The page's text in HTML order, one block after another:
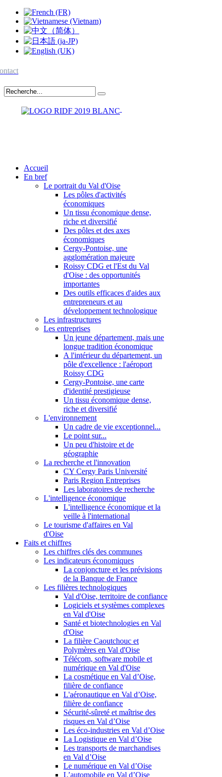
Accueil
En bref
Le portrait du Val d'Oise
Les pôles d'activités
économiques
Un tissu économique dense,
riche et diversifié
Des pôles et des axes
économiques
Cergy-Pontoise, une
agglomération majeure
Roissy CDG et l'Est du Val
d'Oise : des opportunités
importantes
Des outils efficaces d'aides aux
entrepreneurs et au
développement technologique
Les infrastructures
Les entreprises
Un jeune département, mais une
longue tradition économique
A l'intérieur du département, un
pôle d'excellence : l'aéroport
Roissy CDG
Cergy-Pontoise, une carte
d'identité prestigieuse
Un tissu économique dense,
riche et diversifié
L'environnement
Un cadre de vie exceptionnel...
Le point sur...
Un peu d'histoire et de
géographie
La recherche et l'innovation
CY Cergy Paris Université
Paris Region Entreprises
Les laboratoires de recherche
L'intelligence économique
L'intelligence économique et la
veille à l'international
Le tourisme d'affaires en Val
d'Oise
Faits et chiffres
Les chiffres clés des communes
Les indicateurs économiques
La conjoncture et les prévisions
de la Banque de France
Les filières technologiques
Val d'Oise, territoire de confiance
Logiciels et systèmes complexes
en Val d'Oise
Santé et biotechnologies en Val
d'Oise
La filière Caoutchouc et
Polymères en Val d'Oise
Télécom, software mobile et
numérique en Val d'Oise
La cosmétique en Val d’Oise,
filière de confiance
L'aéronautique en Val d’Oise,
filière de confiance
Sécurité-sûreté et maîtrise des
risques en Val d’Oise
Les éco-industries en Val d’Oise
La Logistique en Val d’Oise
Les transports de marchandises
en Val d’Oise
Le numérique en Val d’Oise
L’automobile en Val d’Oise